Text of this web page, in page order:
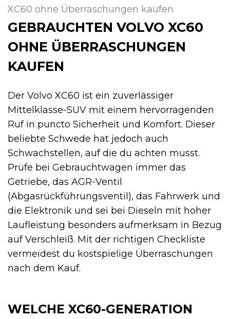
XC60 ohne Überraschungen kaufen
GEBRAUCHTEN VOLVO XC60
OHNE ÜBERRASCHUNGEN
KAUFEN
Der Volvo XC60 ist ein zuverlässiger
Mittelklasse-SUV mit einem hervorragenden
Ruf in puncto Sicherheit und Komfort. Dieser
beliebte Schwede hat jedoch auch
Schwachstellen, auf die du achten musst.
Prüfe bei Gebrauchtwagen immer das
Getriebe, das AGR-Ventil
(Abgasrückführungsventil), das Fahrwerk und
die Elektronik und sei bei Dieseln mit hoher
Laufleistung besonders aufmerksam in Bezug
auf Verschleiß. Mit der richtigen Checkliste
vermeidest du kostspielige Überraschungen
nach dem Kauf.
WELCHE XC60-GENERATION